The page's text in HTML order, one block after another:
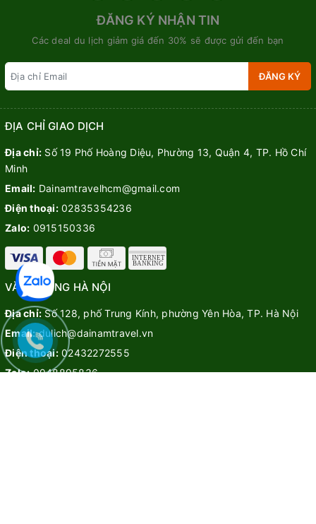
ĐĂNG KÝ NHẬN TIN
Các deal du lịch giảm giá đến 30% sẽ được gửi đến bạn
ĐĂNG KÝ
ĐỊA CHỈ GIAO DỊCH
Địa chỉ: Số 19 Phố Hoàng Diệu, Phường 13, Quận 4, TP. Hồ Chí
Minh
Email: Dainamtravelhcm@gmail.com
Điện thoại: 02835354236
Zalo: 0915150336
VĂN PHÒNG HÀ NỘI
Địa chỉ: Số 128, phố Trung Kính, phường Yên Hòa, TP. Hà Nội
Email: dulich@dainamtravel.vn
Điện thoại: 02432272555
Zalo: 0948895836